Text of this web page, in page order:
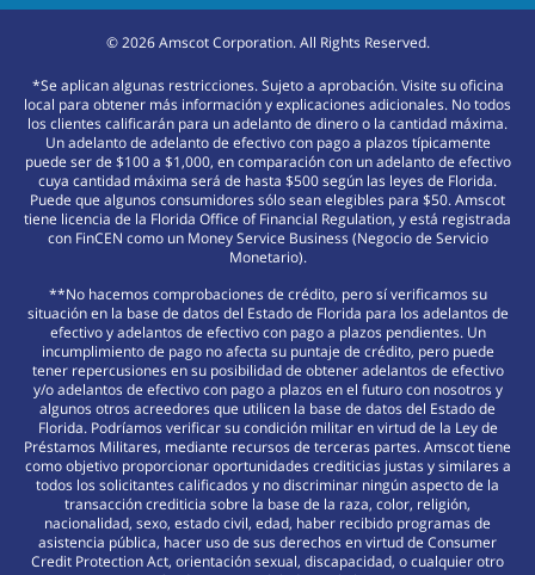
©2026Amscot Corporation. All Rights Reserved.
*Se aplican algunas restricciones. Sujeto a aprobación. Visite su oficina
local para obtener más información y explicaciones adicionales. No todos
los clientes calificarán para un adelanto de dinero o la cantidad máxima.
Un adelanto de adelanto de efectivo con pago a plazos típicamente
puede ser de $100 a $1,000, en comparación con un adelanto de efectivo
cuya cantidad máxima será de hasta $500 según las leyes de Florida.
Puede que algunos consumidores sólo sean elegibles para $50. Amscot
tiene licencia de la Florida Office of Financial Regulation, y está registrada
con FinCEN como un Money Service Business (Negocio de Servicio
Monetario).
**No hacemos comprobaciones de crédito, pero sí verificamos su
situación en la base de datos del Estado de Florida para los adelantos de
efectivo y adelantos de efectivo con pago a plazos pendientes. Un
incumplimiento de pago no afecta su puntaje de crédito, pero puede
tener repercusiones en su posibilidad de obtener adelantos de efectivo
y/o adelantos de efectivo con pago a plazos en el futuro con nosotros y
algunos otros acreedores que utilicen la base de datos del Estado de
Florida. Podríamos verificar su condición militar en virtud de la Ley de
Préstamos Militares, mediante recursos de terceras partes. Amscot tiene
como objetivo proporcionar oportunidades crediticias justas y similares a
todos los solicitantes calificados y no discriminar ningún aspecto de la
transacción crediticia sobre la base de la raza, color, religión,
nacionalidad, sexo, estado civil, edad, haber recibido programas de
asistencia pública, hacer uso de sus derechos en virtud de Consumer
Credit Protection Act, orientación sexual, discapacidad, o cualquier otro